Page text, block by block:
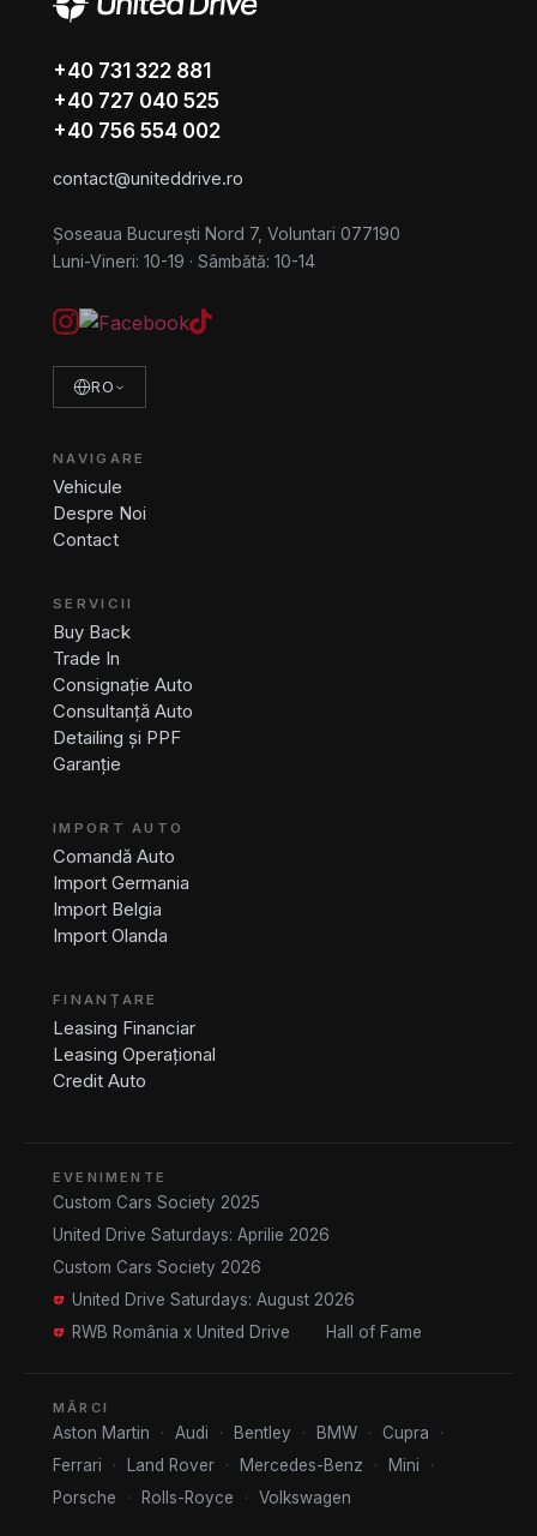
+40 731 322 881
+40 727 040 525
+40 756 554 002
contact@uniteddrive.ro
Șoseaua București Nord 7, Voluntari 077190
Luni-Vineri: 10-19 · Sâmbătă: 10-14
RO
NAVIGARE
Vehicule
Despre Noi
Contact
SERVICII
Buy Back
Trade In
Consignație Auto
Consultanță Auto
Detailing și PPF
Garanție
IMPORT AUTO
Comandă Auto
Import Germania
Import Belgia
Import Olanda
FINANȚARE
Leasing Financiar
Leasing Operațional
Credit Auto
EVENIMENTE
Custom Cars Society 2025
United Drive Saturdays: Aprilie 2026
Custom Cars Society 2026
United Drive Saturdays: August 2026
RWB România x United Drive
Hall of Fame
MĂRCI
Aston Martin · Audi · Bentley · BMW · Cupra
·
Ferrari
· Land Rover · Mercedes-Benz · Mini
·
Porsche
· Rolls-Royce · Volkswagen